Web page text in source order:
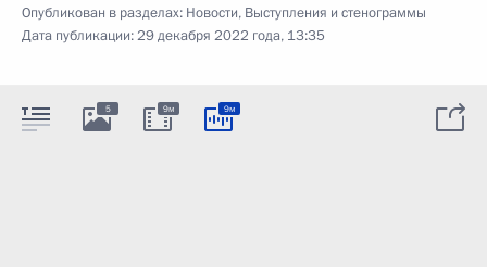
Опубликован в разделах: Новости, Выступления и стенограммы
Дата публикации:29 декабря 2022 года, 13:35
5 9м 9м